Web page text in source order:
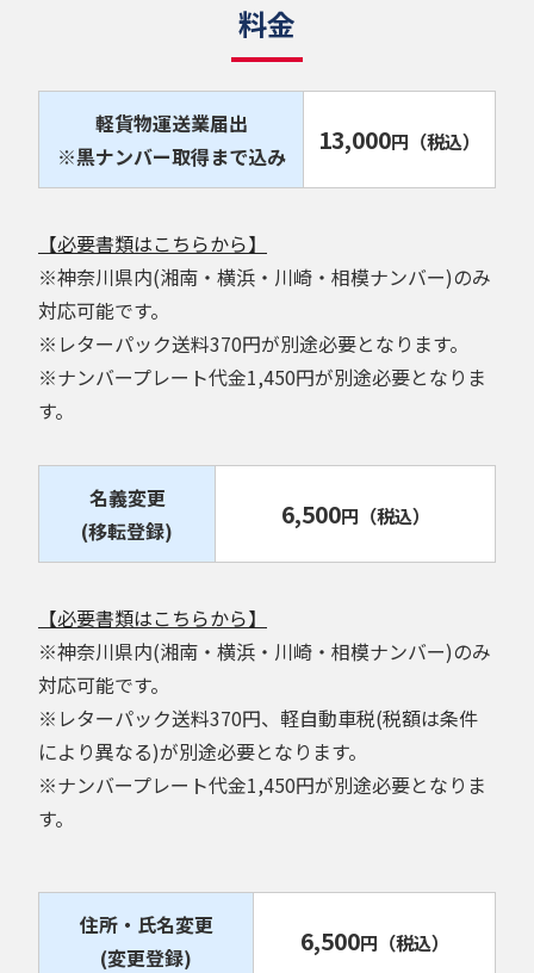
料金
軽貨物運送業届出
※黒ナンバー取得まで込み
13,000円 （税込）
【必要書類はこちらから】
※神奈川県内(湘南・横浜・川崎・相模ナンバー)のみ
対応可能です。
※レターパック送料370円が別途必要となります。
※ナンバープレート代金1,450円が別途必要となりま
す。
名義変更
(移転登録)
6,500円 （税込）
【必要書類はこちらから】
※神奈川県内(湘南・横浜・川崎・相模ナンバー)のみ
対応可能です。
※レターパック送料370円、軽自動車税(税額は条件
により異なる)が別途必要となります。
※ナンバープレート代金1,450円が別途必要となりま
す。
住所・氏名変更
(変更登録)
6,500円 （税込）